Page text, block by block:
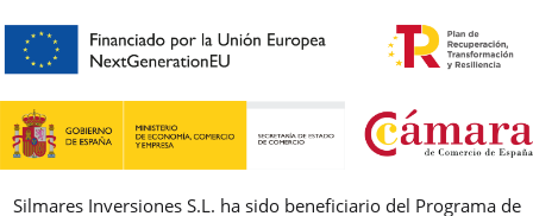
AVISO LEGAL, PRIVACIDAD Y COOKIES
REBAJAS
PREGUNTAS FRECUENTES
Silmares Inversiones S.L. ha sido beneficiario del Programa de